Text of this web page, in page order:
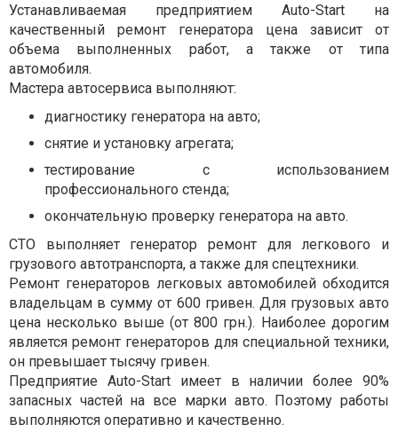
Устанавливаемая предприятием
Auto-Start на
качественный ремонт генератора цена зависит от
объема выполненных работ, а также от типа
автомобиля.
Мастера автосервиса выполняют:
диагностику генератора на авто;
снятие и установку агрегата;
тестирование с использованием
профессионального стенда;
окончательную проверку генератора на авто.
СТО выполняет генератор ремонт для легкового и
грузового автотранспорта, а также для спецтехники.
Ремонт генераторов легковых автомобилей обходится
владельцам в сумму от 600 гривен. Для грузовых авто
цена несколько выше (от 800 грн.). Наиболее дорогим
является ремонт генераторов для специальной техники,
он превышает тысячу гривен.
Предприятие Auto-Start имеет в наличии более 90%
запасных частей на все марки авто. Поэтому работы
выполняются оперативно и качественно.